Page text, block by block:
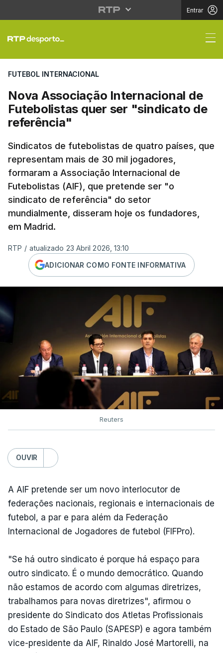
Entrar
Nova Associação
FUTEBOL INTERNACIONAL
Nova Associação Internacional de
Futebolistas quer ser "sindicato de
referência"
Sindicatos de futebolistas de quatro países, que
representam mais de 30 mil jogadores,
formaram a Associação Internacional de
Futebolistas (AIF), que pretende ser "o
sindicato de referência" do setor
mundialmente, disseram hoje os fundadores,
em Madrid.
RTP / atualizado 23 Abril 2026, 13:10
ADICIONAR COMO FONTE INFORMATIVA
Reuters
OUVIR
A AIF pretende ser um novo interlocutor de
federações nacionais, regionais e internacionais de
futebol, a par e para além da Federação
Internacional de Jogadores de futebol (FIFPro).
"Se há outro sindicato é porque há espaço para
outro sindicato. É o mundo democrático. Quando
não estamos de acordo com algumas diretrizes,
trabalhamos para novas diretrizes", afirmou o
presidente do Sindicato dos Atletas Profissionais
do Estado de São Paulo (SAPESP) e agora também
vice-presidente da AIF, Rinaldo José Martorelli, na